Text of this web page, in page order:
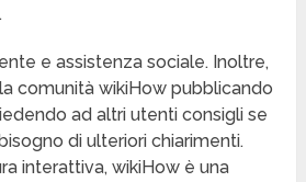
e assistenza sociale. Inoltre,
comunità wikiHow pubblicando
ad altri utenti consigli se
di ulteriori chiarimenti.
interattiva, wikiHow è una